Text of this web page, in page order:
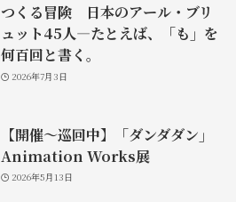
つくる冒険 日本のアール・ブリ
ュット45人―たとえば、「も」を
何百回と書く。
2026年7月3日
【開催〜巡回中】「ダンダダン」
Animation Works展
2026年5月13日